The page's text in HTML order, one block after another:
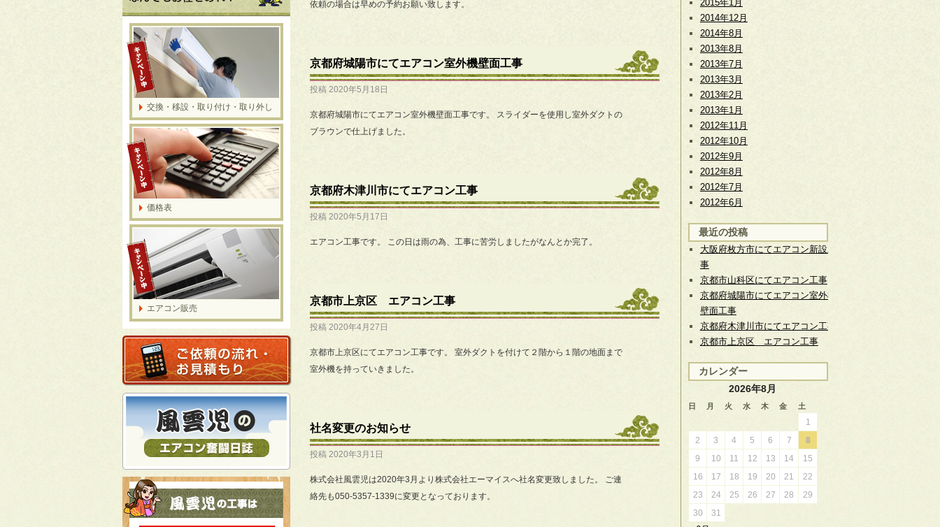
交換・移設・取り付け・取り外し
価格表
エアコン販売
依頼の場合は早めの予約お願い致します。
京都府城陽市にてエアコン室外機壁面工事
投稿 2020年5月18日
京都府城陽市にてエアコン室外機壁面工事です。 スライダーを使用し室外ダクトの
ブラウンで仕上げました。
京都府木津川市にてエアコン工事
投稿 2020年5月17日
エアコン工事です。 この日は雨の為、工事に苦労しましたがなんとか完了。
京都市上京区 エアコン工事
投稿 2020年4月27日
京都市上京区にてエアコン工事です。 室外ダクトを付けて２階から１階の地面まで
室外機を持っていきました。
社名変更のお知らせ
投稿 2020年3月1日
株式会社風雲児は2020年3月より株式会社エーマイスへ社名変更致しました。 ご連
絡先も050-5357-1339に変更となっております。
2015年1月
2014年12月
2014年8月
2013年8月
2013年7月
2013年3月
2013年2月
2013年1月
2012年11月
2012年10月
2012年9月
2012年8月
2012年7月
2012年6月
最近の投稿
大阪府枚方市にてエアコン新設工
事
京都市山科区にてエアコン工事
京都府城陽市にてエアコン室外機
壁面工事
京都府木津川市にてエアコン工事
京都市上京区 エアコン工事
カレンダー
2026年8月
日 月 火 水 木 金 土
1
2
3 4 5 6 7
8
9
10 11 12 13 14
15
16
17 18 19 20 21
22
23
24 25 26 27 28
29
30
31